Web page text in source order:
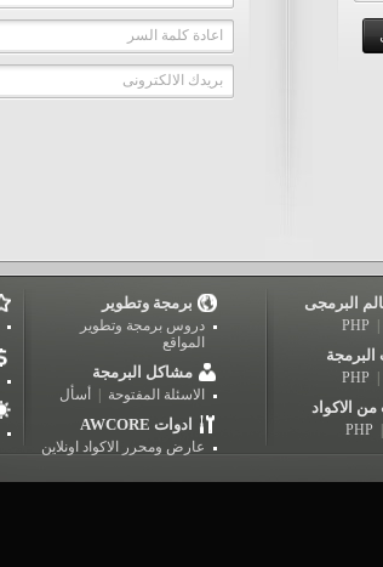
اعادة كلمة السر
بريدك الالكترونى
برمجة وتطوير
دروس برمجة وتطوير
المواقع
مشاكل البرمجة
الاسئلة المفتوحة أسأل
AWCORE ادوات
عارض ومحرر الاكواد اونلاين
البرمجى
PHP
البرمجة
PHP
الاكواد
PHP